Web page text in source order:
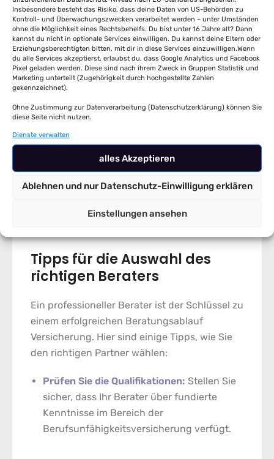
Insbesondere besteht das Risiko, dass deine Daten von US-Behörden zu
Kontroll- und Überwachungszwecken verarbeitet werden – unter Umständen
ohne die Möglichkeit eines Rechtsbehelfs. Du bist unter 16 Jahre alt? Dann
kannst du nicht in optionale Services einwilligen. Du kannst deine Eltern oder
Erziehungsberechtigten bitten, mit dir in diese Services einzuwilligen.Wenn
du alle Services akzeptierst, erlaubst du, dass Google Analytics und Facebook
Pixel geladen werden. Diese sind nach ihrem Zweck in Gruppen Statistik und
Marketing unterteilt (Zugehörigkeit durch hochgestellte Zahlen
gekennzeichnet).
Ohne Zustimmung zur Datenverarbeitung (Datenschutzerklärung) können Sie
diese Seite nicht nutzen.
Dienste verwalten
alles Akzeptieren
Ablehnen und nur Datenschutz-Einwilligung erklären
Einstellungen ansehen
Transparenz:Sie verstehen jeden Schritt
imBeratungsablauf Versicherung.
Individualität:Ihre persönlichen
Bedürfnisse stehen im Mittelpunkt.
Kompetenz:
Fachwissen und kennt die Besonderheiten
des Marktes.
Nachhaltigkeit:Der Berater bleibt auch
nach Vertragsabschluss Ihr
Ihrer Versicherung ist ein dauerhafter
Mehrwert.
Tipps für die Auswahl des
richtigen Beraters
Ein professioneller Berater ist der Schlüssel zu
einem erfolgreichen Beratungsablauf
Versicherung. Hier sind einige Tipps, wie Sie
den richtigen Partner wählen:
Prüfen Sie die Qualifikationen: Stellen Sie
sicher, dass Ihr Berater über fundierte
Kenntnisse im Bereich der
Berufsunfähigkeitsversicherung verfügt.